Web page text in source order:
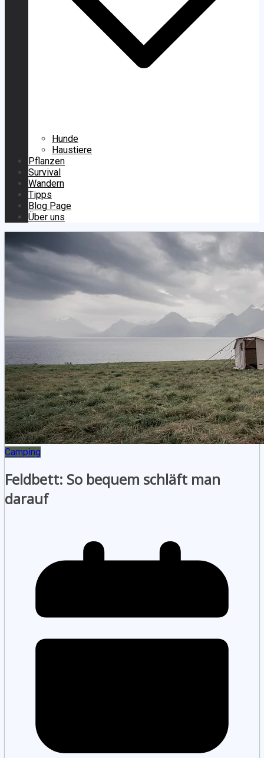
Hunde
Haustiere
Pflanzen
Survival
Wandern
Tipps
Blog Page
Über uns
Camping
Feldbett: So bequem schläft man
darauf